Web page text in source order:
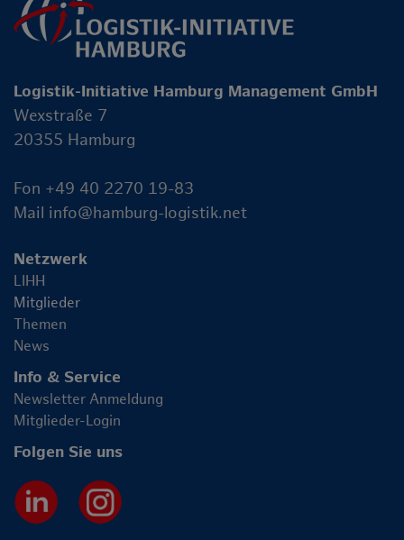
Logistik-Initiative Hamburg Management GmbH
Wexstraße 7
20355 Hamburg
Fon +49 40 2270 19-83
Mail info@hamburg-logistik.net
Netzwerk
LIHH
Mitglieder
Themen
News
Info & Service
Newsletter Anmeldung
Mitglieder-Login
Folgen Sie uns